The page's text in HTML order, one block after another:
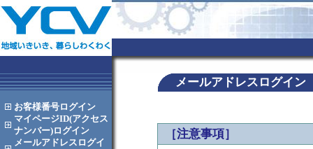
お客様番号ログイン
マイページID(アクセス
ナンバー)ログイン
メールアドレス ログイ
メールアドレスログイン
［注意事項］